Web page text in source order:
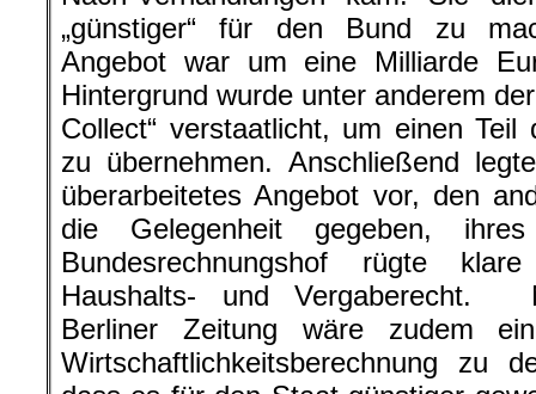
„günstiger“ für den Bund zu
Angebot war um eine Milliarde
Hintergrund wurde unter anderem
Collect“ verstaatlicht, um einen
zu übernehmen. Anschließend
überarbeitetes Angebot vor, den
die Gelegenheit gegeben,
Bundesrechnungshof rügte
Haushalts- und Vergaberecht.
Berliner Zeitung wäre zudem
Wirtschaftlichkeitsberechnung zu